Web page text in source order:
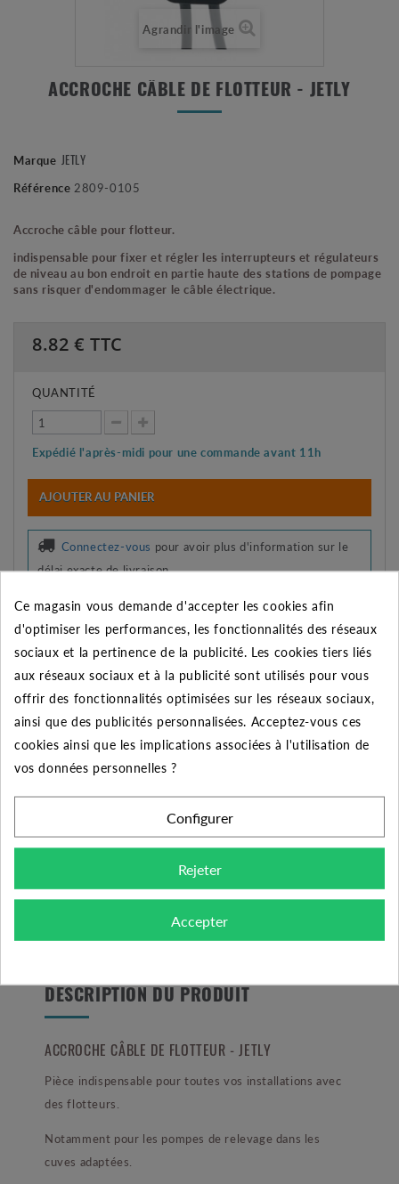
Agrandir l'image
ACCROCHE CÂBLE DE FLOTTEUR - JETLY
Marque JETLY
Référence 2809-0105
Accroche câble pour flotteur.
indispensable pour fixer et régler les interrupteurs et régulateurs
de niveau au bon endroit en partie haute des stations de pompage
sans risquer d'endommager le câble électrique.
8.82 € TTC
QUANTITÉ
Expédié l'après-midi pour une commande avant 11h
AJOUTER AU PANIER
Connectez-vous pour avoir plus d'information sur le
délai exacte de livraison
AJOUTER À MES PRÉFÉRENCES
AJOUTER AU COMPARATEUR
Imprimer
REMISE SUR LA QUANTITÉ
Appliquée dans le panier
Quantité Remise Vous économisez
50 10% Jusqu'à44,10 €
DESCRIPTION DU PRODUIT
ACCROCHE CÂBLE DE FLOTTEUR - JETLY
Pièce indispensable pour toutes vos installations avec
des flotteurs.
Notamment pour les pompes de relevage dans les
cuves adaptées.
Ce magasin vous demande d'accepter les cookies afin
d'optimiser les performances, les fonctionnalités des réseaux
sociaux et la pertinence de la publicité. Les cookies tiers liés
aux réseaux sociaux et à la publicité sont utilisés pour vous
offrir des fonctionnalités optimisées sur les réseaux sociaux,
ainsi que des publicités personnalisées. Acceptez-vous ces
cookies ainsi que les implications associées à l'utilisation de
vos données personnelles ?
Configurer
Rejeter
Accepter